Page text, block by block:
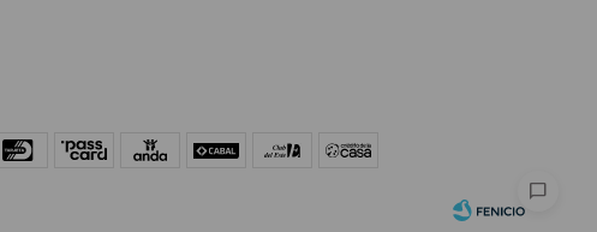
chat_bubble